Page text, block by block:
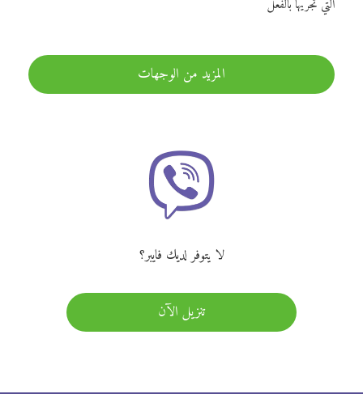
التي تجريها بالفعل
المزيد من الوجهات
لا يتوفر لديك فايبر؟
تنزيل الآن